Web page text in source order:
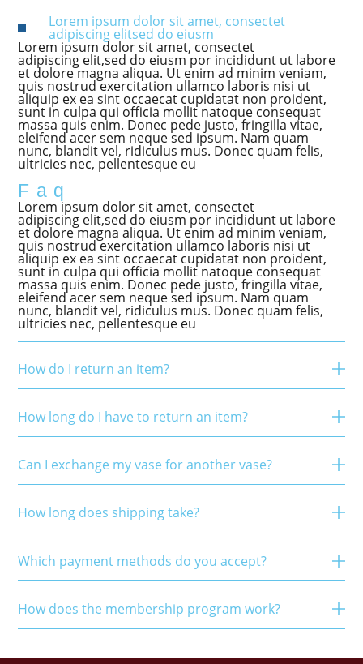
Lorem ipsum dolor sit amet, consectet
adipiscing elitsed do eiusm
Lorem ipsum dolor sit amet, consectet
adipiscing elit,sed do eiusm por incididunt ut labore
et dolore magna aliqua. Ut enim ad minim veniam,
quis nostrud exercitation ullamco laboris nisi ut
aliquip ex ea sint occaecat cupidatat non proident,
sunt in culpa qui officia mollit natoque consequat
massa quis enim. Donec pede justo, fringilla vitae,
eleifend acer sem neque sed ipsum. Nam quam
nunc, blandit vel, ridiculus mus. Donec quam felis,
ultricies nec, pellentesque eu
Faq
Lorem ipsum dolor sit amet, consectet
adipiscing elit,sed do eiusm por incididunt ut labore
et dolore magna aliqua. Ut enim ad minim veniam,
quis nostrud exercitation ullamco laboris nisi ut
aliquip ex ea sint occaecat cupidatat non proident,
sunt in culpa qui officia mollit natoque consequat
massa quis enim. Donec pede justo, fringilla vitae,
eleifend acer sem neque sed ipsum. Nam quam
nunc, blandit vel, ridiculus mus. Donec quam felis,
ultricies nec, pellentesque eu
How do I return an item?
How long do I have to return an item?
Can I exchange my vase for another vase?
How long does shipping take?
Which payment methods do you accept?
How does the membership program work?